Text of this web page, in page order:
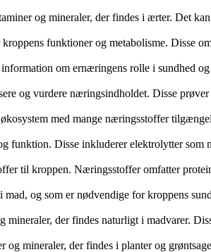
og mineraler, der findes i ærter. Det
funktioner og metabolisme. Disse
om ernæringens rolle i sundhed
og vurdere næringsindholdet. Disse
med mange næringsstoffer
funktion. Disse inkluderer elektrolytter
til kroppen. Næringsstoffer omfatter
og som er nødvendige for kroppens
der findes naturligt i madvarer.
mineraler, der findes i planter og